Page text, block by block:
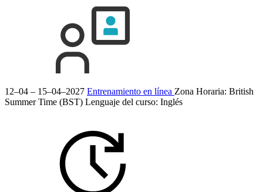
12–04 – 15–04–2027 Entrenamiento en línea Zona Horaria: British
Summer Time (BST) Lenguaje del curso: Inglés